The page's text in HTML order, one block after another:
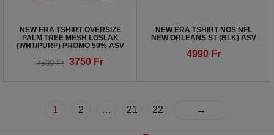
NEW ERA TSHIRT OVERSIZE
PALM TREE MESH LOSLAK
(WHT/PURP) PROMO 50% ASV
7500Fr 3750 Fr
NEW ERA TSHIRT NOS NFL
NEW ORLEANS ST (BLK) ASV
4990 Fr
1 2 … 21 22 →